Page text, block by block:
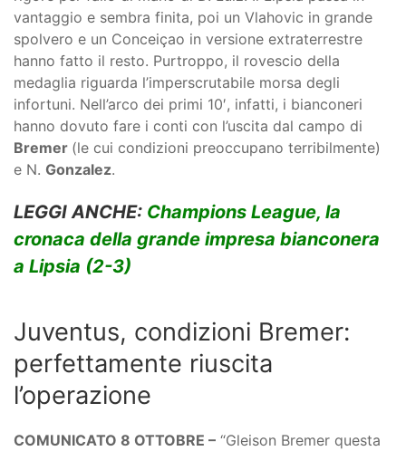
vantaggio e sembra finita, poi un Vlahovic in grande
spolvero e un Conceiçao in versione extraterrestre
hanno fatto il resto. Purtroppo, il rovescio della
medaglia riguarda l’imperscrutabile morsa degli
infortuni. Nell’arco dei primi 10′, infatti, i bianconeri
hanno dovuto fare i conti con l’uscita dal campo di
Bremer (le cui condizioni preoccupano terribilmente)
e N. Gonzalez.
LEGGI ANCHE: Champions League, la
cronaca della grande impresa bianconera
a Lipsia (2-3)
Juventus, condizioni Bremer:
perfettamente riuscita
l’operazione
COMUNICATO 8 OTTOBRE – “Gleison Bremer questa